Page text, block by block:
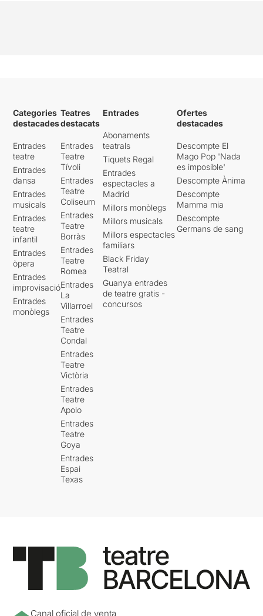
Categories
destacades
Entrades
teatre
Entrades
dansa
Entrades
musicals
Entrades
teatre
infantil
Entrades
òpera
Entrades
improvisació
Entrades
monòlegs
Teatres
destacats
Entrades
Teatre
Tívoli
Entrades
Teatre
Coliseum
Entrades
Teatre
Borràs
Entrades
Teatre
Romea
Entrades
La
Villarroel
Entrades
Teatre
Condal
Entrades
Teatre
Victòria
Entrades
Teatre
Apolo
Entrades
Teatre
Goya
Entrades
Espai
Texas
Entrades
Abonaments
teatrals
Tiquets Regal
Entrades
espectacles a
Madrid
Millors monòlegs
Millors musicals
Millors espectacles
familiars
Black Friday
Teatral
Guanya entrades
de teatre gratis -
concursos
Ofertes
destacades
Descompte El
Mago Pop 'Nada
es imposible'
Descompte Ànima
Descompte
Mamma mia
Descompte
Germans de sang
Canal oficial de venta